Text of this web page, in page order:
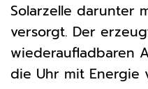
Solarzelle darunter
versorgt. Der
wiederaufladbaren
die Uhr mit Energie